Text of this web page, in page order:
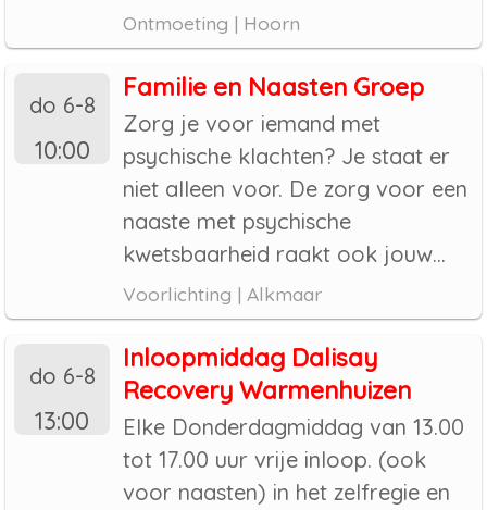
Ontmoeting | Hoorn
do 6-8
10:00
Familie en Naasten Groep
Zorg je voor iemand met
psychische klachten? Je staat er
niet alleen voor. De zorg voor een
naaste met psychische
kwetsbaarheid raakt ook jouw...
Voorlichting | Alkmaar
do 6-8
13:00
Inloopmiddag Dalisay
Recovery Warmenhuizen
Elke Donderdagmiddag van 13.00
tot 17.00 uur vrije inloop. (ook
voor naasten) in het zelfregie en